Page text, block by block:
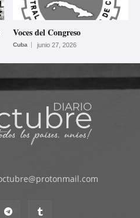
Voces del Congreso
Cuba junio 27, 2026